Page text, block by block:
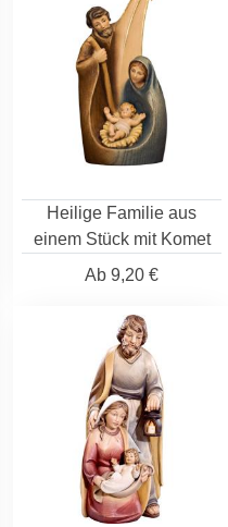
Heilige Familie aus
einem Stück mit Komet
Ab 9,20 €